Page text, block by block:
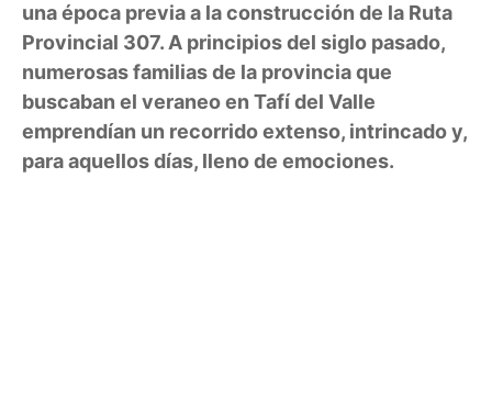
una época previa a la construcción de la Ruta
Provincial 307. A principios del siglo pasado,
numerosas familias de la provincia que
buscaban el veraneo en Tafí del Valle
emprendían un recorrido extenso, intrincado y,
para aquellos días, lleno de emociones.